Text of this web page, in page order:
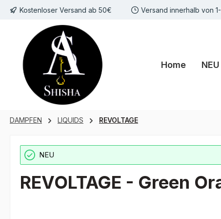
Hauptinhalt springen
Zur Suche springen
Zur Hauptnavigation springen
Kostenloser Versand ab 50€ Versand innerhalb von
Home NEU
DAMPFEN LIQUIDS REVOLTAGE
NEU
REVOLTAGE - Green